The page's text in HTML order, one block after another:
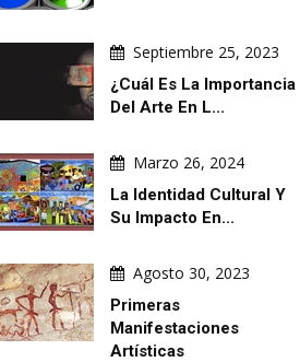
Septiembre 25, 2023
¿Cuál Es La Importancia
Del Arte En L...
Marzo 26, 2024
La Identidad Cultural Y
Su Impacto En...
Agosto 30, 2023
Primeras
Manifestaciones
Artísticas